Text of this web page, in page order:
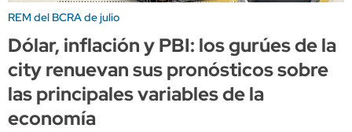
REM del BCRA de julio
Dólar, inflación y PBI: los gurúes de la
city renuevan sus pronósticos sobre
las principales variables de la
economía